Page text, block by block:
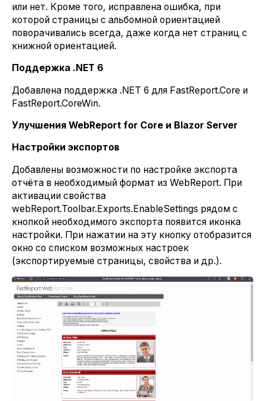
или нет. Кроме того, исправлена ошибка, при
которой страницы с альбомной ориентацией
поворачивались всегда, даже когда нет страниц с
книжной ориентацией.
Поддержка .NET 6
Добавлена поддержка .NET 6 для FastReport.Core и
FastReport.CoreWin.
Улучшения WebReport for Core и Blazor Server
Настройки экспортов
Добавлены возможности по настройке экспорта
отчёта в необходимый формат из WebReport. При
активации свойства
webReport.Toolbar.Exports.EnableSettings рядом с
кнопкой необходимого экспорта появится иконка
настройки. При нажатии на эту кнопку отобразится
окно со списком возможных настроек
(экспортируемые страницы, свойства и др.).